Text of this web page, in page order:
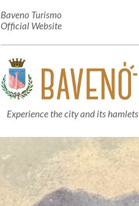
Baveno Turismo
Official Website
Experience the city and its hamlets